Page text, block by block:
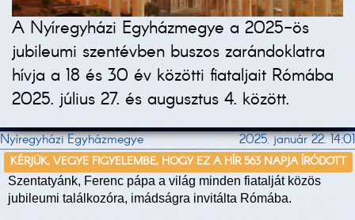
A Nyíregyházi Egyházmegye a 2025-ös
jubileumi szentévben buszos zarándoklatra
hívja a 18 és 30 év közötti fiataljait Rómába
2025. július 27. és augusztus 4. között.
Nyíregyházi Egyházmegye 2025. január 22. 14:01
KÉRJÜK, VEGYE FIGYELEMBE, HOGY EZ A HÍR 563 NAPJA ÍRÓDOTT
Szentatyánk, Ferenc pápa a világ minden fiatalját közös
jubileumi találkozóra, imádságra invitálta Rómába.